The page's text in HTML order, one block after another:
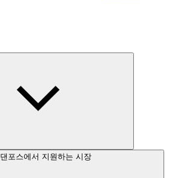
댄포스에서 지원하는 시장